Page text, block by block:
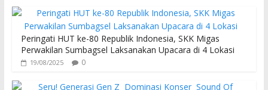
Peringati HUT ke-80 Republik Indonesia, SKK Migas
Perwakilan Sumbagsel Laksanakan Upacara di 4 Lokasi
19/08/2025 0